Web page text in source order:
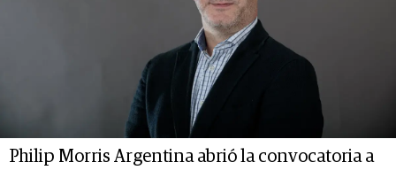
Philip Morris Argentina abrió la convocatoria a